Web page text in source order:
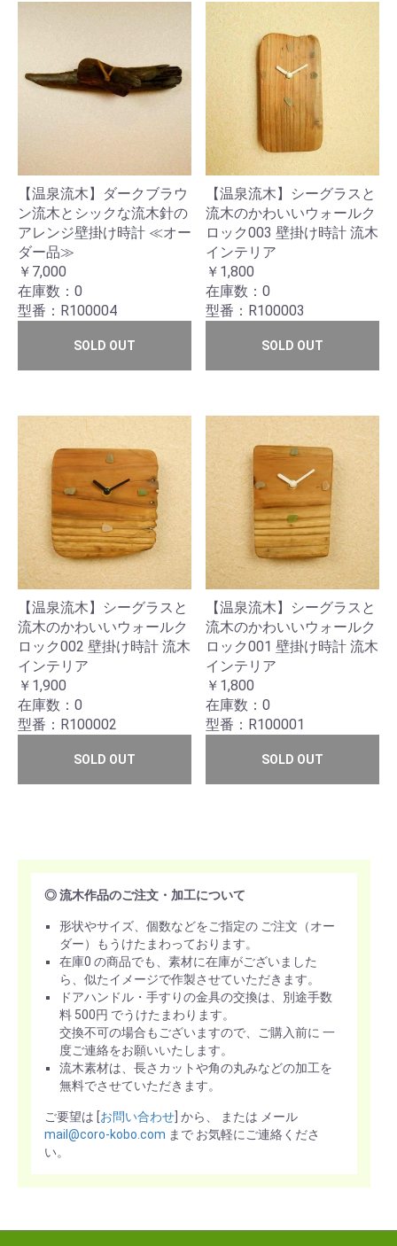
【温泉流木】ダークブラウ
ン流木とシックな流木針の
アレンジ壁掛け時計 ≪オー
ダー品≫
￥7,000
在庫数：0
型番：R100004
SOLD OUT
【温泉流木】シーグラスと
流木のかわいいウォールク
ロック003 壁掛け時計 流木
インテリア
￥1,800
在庫数：0
型番：R100003
SOLD OUT
【温泉流木】シーグラスと
流木のかわいいウォールク
ロック002 壁掛け時計 流木
インテリア
￥1,900
在庫数：0
型番：R100002
SOLD OUT
【温泉流木】シーグラスと
流木のかわいいウォールク
ロック001 壁掛け時計 流木
インテリア
￥1,800
在庫数：0
型番：R100001
SOLD OUT
◎ 流木作品のご注文・加工について
形状やサイズ、個数などをご指定の ご注文（オー
ダー）もうけたまわっております。
在庫0 の商品でも、素材に在庫がございました
ら、似たイメージで作製させていただきます。
ドアハンドル・手すりの金具の交換は、別途手数
料 500円 でうけたまわります。
交換不可の場合もございますので、ご購入前に 一
度ご連絡をお願いいたします。
流木素材は、長さカットや角の丸みなどの加工を
無料でさせていただきます。
ご要望は [ お問い合わせ ] から、 または メール
mail@coro-kobo.com まで お気軽にご連絡くださ
い。